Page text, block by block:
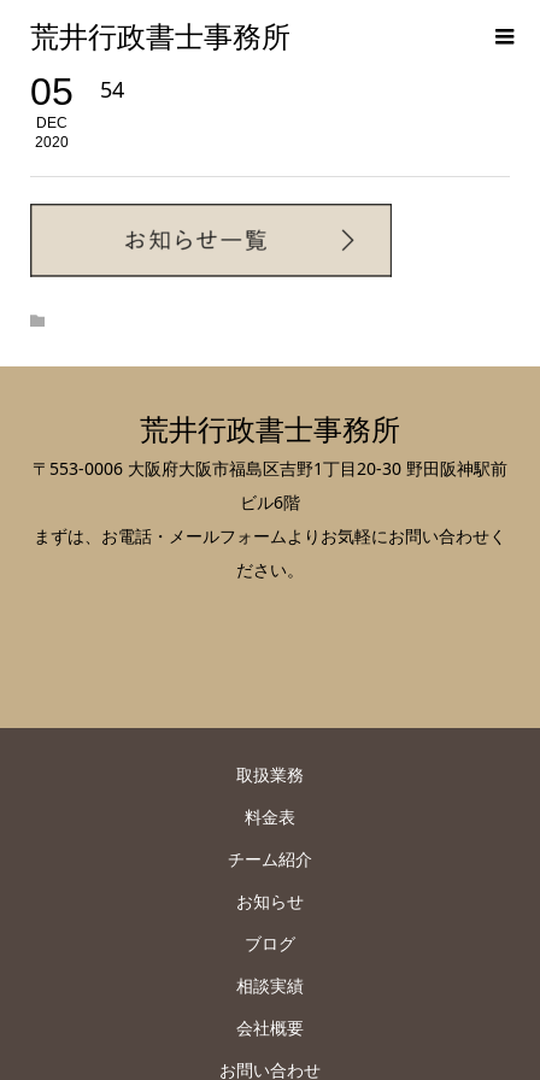
荒井行政書士事務所
05
DEC
2020
54
荒井行政書士事務所
〒553-0006 大阪府大阪市福島区吉野1丁目20-30 野田阪神駅前
ビル6階
まずは、お電話・メールフォームよりお気軽にお問い合わせく
ださい。
取扱業務
料金表
チーム紹介
お知らせ
ブログ
相談実績
会社概要
お問い合わせ